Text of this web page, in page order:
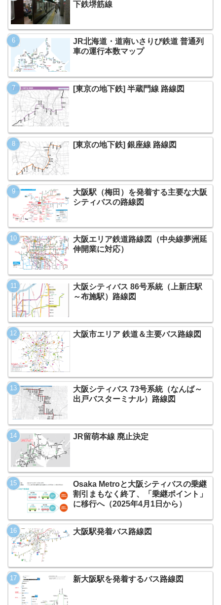
下鉄堺筋線
JR北海道・道南いさりび鉄道 普通列
車の運行本数マップ
[東京の地下鉄] 半蔵門線 路線図
[東京の地下鉄] 銀座線 路線図
大阪駅（梅田）を発着する主要な大阪
シティバスの路線図
大阪エリア鉄道路線図（中央線夢洲延
伸開業に対応）
大阪シティバス 86号系統（上新庄駅
～布施駅）路線図
大阪市エリア 鉄道＆主要バス路線図
大阪シティバス 73号系統（なんば～
出戸バスターミナル）路線図
JR留萌本線 廃止決定
Osaka Metroと大阪シティバスの乗継
割引まもなく終了、「乗継ポイント」
に移行へ（2025年4月1日から）
大阪駅発着バス路線図
新大阪駅を発着するバス路線図